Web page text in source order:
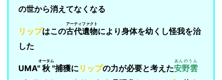
の世から消えてなくなる
リップはこの古代遺物
アーティファクト
により身体を幼くし怪我を治
した
UMA" 秋
オータム
"捕獲に リップの力が必要と考えた安野雲
あんのうん